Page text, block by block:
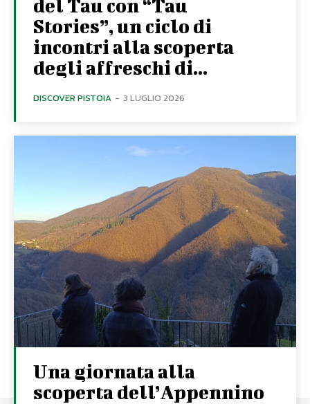
del Tau con “Tau
Stories”, un ciclo di
incontri alla scoperta
degli affreschi di...
DISCOVER PISTOIA - 3 LUGLIO 2026
Una giornata alla
scoperta dell’Appennino